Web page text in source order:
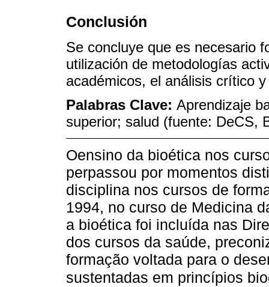
Conclusión
Se concluye que es necesario
utilización de metodologías
académicos, el análisis crítico
Palabras Clave: Aprendizaje
superior; salud (fuente: DeCS,
Oensino da bioética nos
perpassou por momentos
disciplina nos cursos de
1994, no curso de Medicina
a bioética foi incluída nas
dos cursos da saúde,
formação voltada para o
sustentadas em princípios